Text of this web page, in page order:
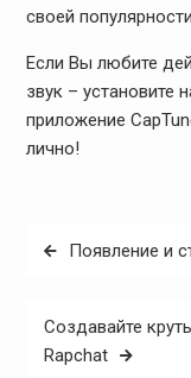
своей
Если Вы любите
звук – установите
приложение
лично!
PostПоявление и
Создавайте
Rapchat